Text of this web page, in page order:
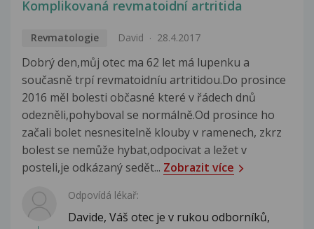
Komplikovaná revmatoidní artritida
Revmatologie David 28.4.2017
Dobrý den,můj otec ma 62 let má lupenku a
současně trpí revmatoidníu artritidou.Do prosince
2016 měl bolesti občasné které v řádech dnů
odezněli,pohyboval se normálně.Od prosince ho
začali bolet nesnesitelně klouby v ramenech, zkrz
bolest se nemůže hybat,odpocivat a ležet v
posteli,je odkázaný sedět... Zobrazit více
Odpovídá lékař:
Davide, Váš otec je v rukou odborníků,